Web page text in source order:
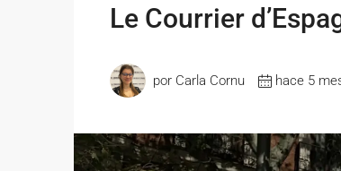
Le Courrier
por Carla Cornu hace 5